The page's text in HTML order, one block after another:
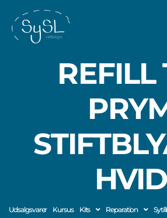
indholdet
REFILL
HVID
Udsalgsvarer Kursus Kits Reparation